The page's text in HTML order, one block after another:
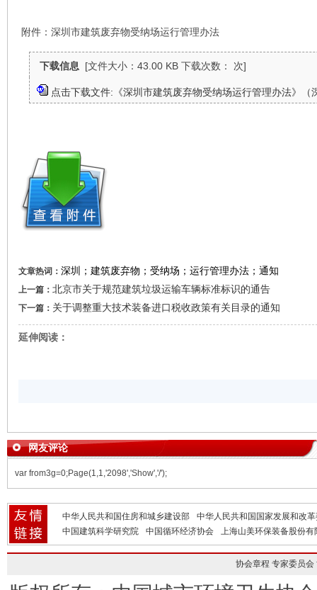
附件：深圳市建筑废弃物受纳场运行管理办法
下载信息 [文件大小：43.00 KB 下载次数： 次]
点击下载文件:《深圳市建筑废弃物受纳场运行管理办法》
文章热词： 深圳；建筑废弃物；受纳场；运行管理办法；通知
上一篇： 北京市关于规范建筑垃圾运输车辆标准标识的通告
下一篇： 关于调整重大技术装备进口税收政策有关目录的通知
延伸阅读：
网友评论
var from3g=0;Page(1,1,'2098','Show','/');
中华人民共和国住房和城乡建设部
中华人民共和国国家发展和改
中国建筑科学研究院
中国循环经济协会 上海山美环保装备股份有
协会章程 专家委员会